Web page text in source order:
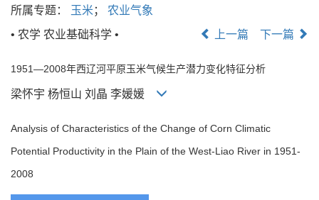
所属专题：
玉米 ； 农业气象
• 农学 农业基础科学 •
上一篇 下一篇
1951—2008年西辽河平原玉米气候生产潜力变化特征分析
梁怀宇 杨恒山 刘晶 李媛媛
Analysis of Characteristics of the Change of Corn Climatic
Potential Productivity in the Plain of the West-Liao River in 1951-
2008